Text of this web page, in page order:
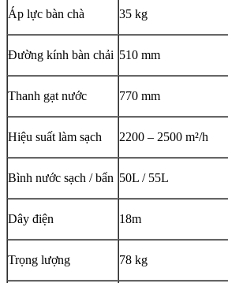
Áp lực bàn chà 35 kg
Đường kính bàn chải 510 mm
Thanh gạt nước 770 mm
Hiệu suất làm sạch 2200 – 2500 m²/h
Bình nước sạch / bẩn 50L / 55L
Dây điện 18m
Trọng lượng 78 kg